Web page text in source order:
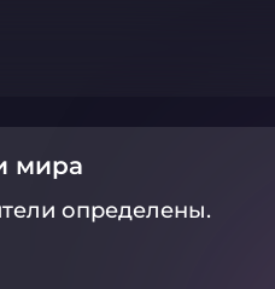
мира
определены.